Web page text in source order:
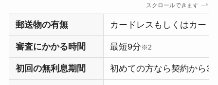
スクロールできます
郵送物の有無 カードレスもしくはカー
審査にかかる時間 最短9分※2
初回の無利息期間 初めての方なら契約から